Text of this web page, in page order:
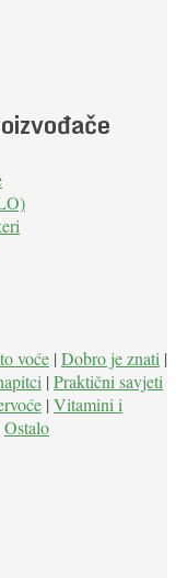
voće | Dobro je znati |
| Praktični savjeti
| Vitamini i
Ostalo